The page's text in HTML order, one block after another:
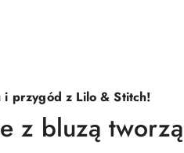
i przygód z Lilo & Stitch!
z bluzą tworzą